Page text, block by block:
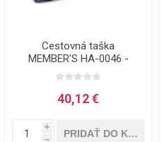
Cestovná taška
MEMBER'S HA-0046 -
modrá - 50 L
40,12 €
i
h